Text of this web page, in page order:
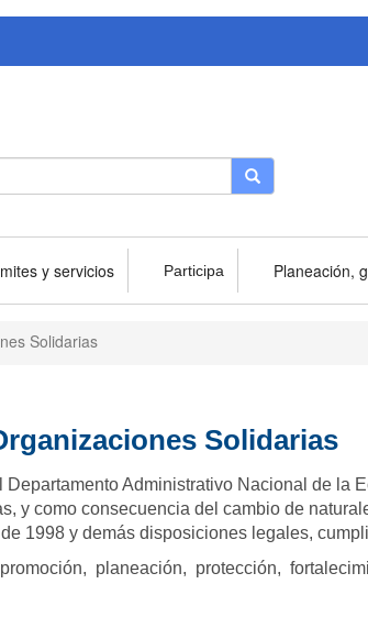
Buscar
y servicios Participa Planeación,
Solidarias
Solidarias
Administrativo Nacional de la
y como consecuencia del cambio de
1998 y demás disposiciones legales,
planeación, protección,